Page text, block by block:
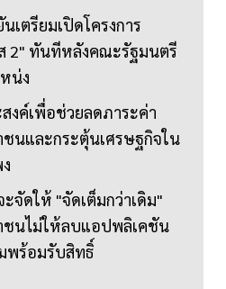
ตรียมเปิดโครงการ
2" ทันทีหลังคณะรัฐมนตรี
น่ง
งค์เพื่อช่วยลดภาระค่า
นและกระตุ้นเศรษฐกิจใน
จัดให้ "จัดเต็มกว่าเดิม"
นไม่ให้ลบแอปพลิเคชัน
พร้อมรับสิทธิ์